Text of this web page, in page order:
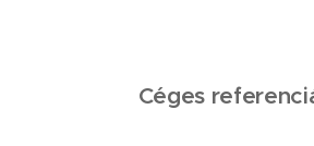
Céges